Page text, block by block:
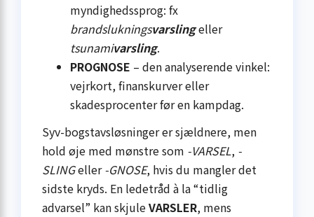
myndighedssprog: fx
brandslukningsvarslingeller
tsunamivarsling.
PROGNOSE – den analyserende vinkel:
vejrkort, finanskurver eller
skadesprocenter før en kampdag.
Syv-bogstavsløsninger er sjældnere, men
hold øje med mønstre som -VARSEL, -
SLINGeller-GNOSE, hvis du mangler det
sidste kryds. En ledetråd à la “tidlig
advarsel” kan skjuleVARSLER, mens